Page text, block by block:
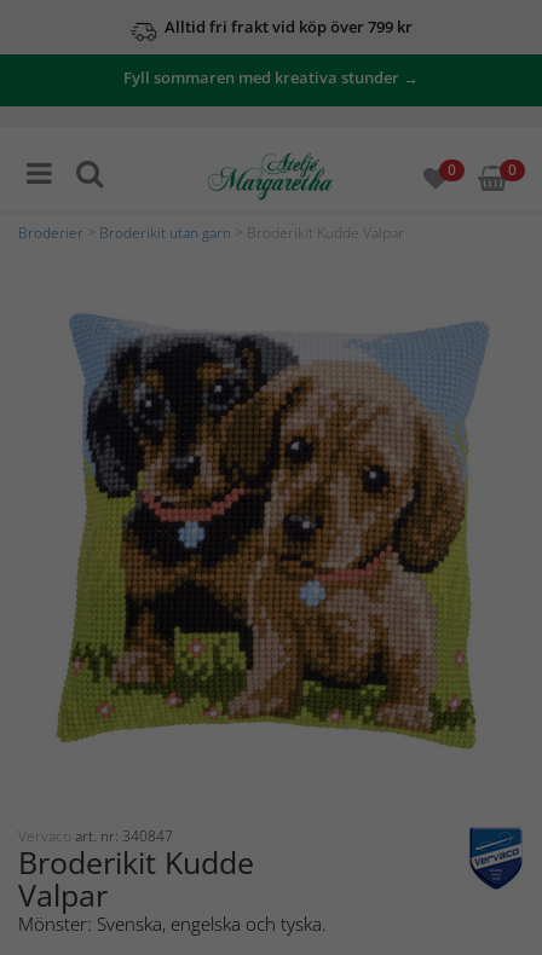
Alltid fri frakt vid köp över 799 kr
Fyll sommaren med kreativa stunder →
0 0
Broderier Broderikit utan garn > Broderikit Kudde Valpar
Vervaco art. nr: 340847
Broderikit Kudde
Valpar
Mönster: Svenska, engelska och tyska.